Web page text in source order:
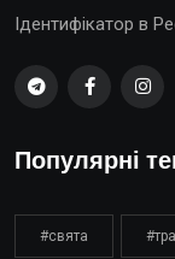
Ідентифікатор в
Популярні
#свята